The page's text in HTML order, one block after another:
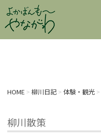
HOME > 柳川日記 > 体験・観光 >
柳川散策